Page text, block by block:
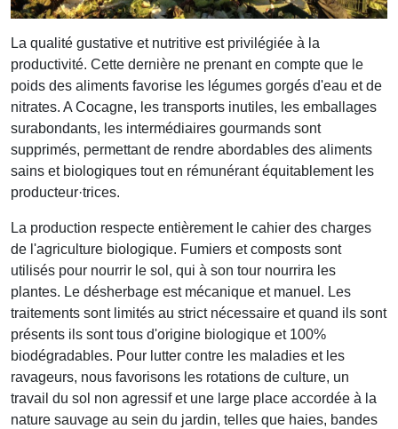
La qualité gustative et nutritive est privilégiée à la
productivité. Cette dernière ne prenant en compte que le
poids des aliments favorise les légumes gorgés d'eau et de
nitrates. A Cocagne, les transports inutiles, les emballages
surabondants, les intermédiaires gourmands sont
supprimés, permettant de rendre abordables des aliments
sains et biologiques tout en rémunérant équitablement les
producteur·trices.
La production respecte entièrement le cahier des charges
de l'agriculture biologique. Fumiers et composts sont
utilisés pour nourrir le sol, qui à son tour nourrira les
plantes. Le désherbage est mécanique et manuel. Les
traitements sont limités au strict nécessaire et quand ils sont
présents ils sont tous d'origine biologique et 100%
biodégradables. Pour lutter contre les maladies et les
ravageurs, nous favorisons les rotations de culture, un
travail du sol non agressif et une large place accordée à la
nature sauvage au sein du jardin, telles que haies, bandes